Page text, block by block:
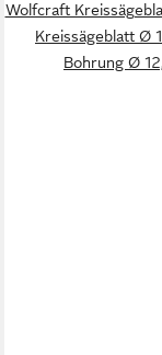
Wolfcraft
Kreissägeblatt Ø
Bohrung Ø